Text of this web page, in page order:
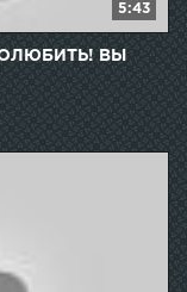
5:43
ВЫ